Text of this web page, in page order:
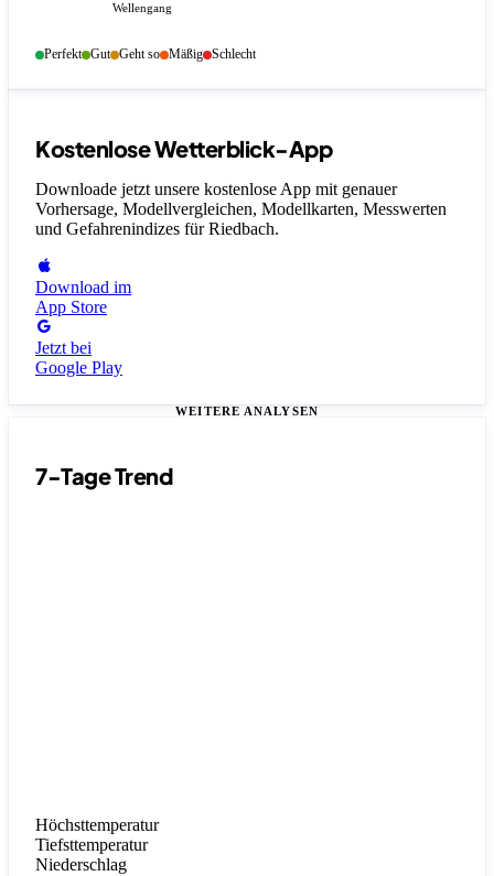
Wellengang
Perfekt Gut Geht so Mäßig Schlecht
Kostenlose Wetterblick-App
Downloade jetzt unsere kostenlose App mit genauer
Vorhersage, Modellvergleichen, Modellkarten, Messwerten
und Gefahrenindizes für Riedbach.
Download im
App Store
Jetzt bei
Google Play
WEITERE ANALYSEN
7-Tage Trend
Höchsttemperatur
Tiefsttemperatur
Niederschlag